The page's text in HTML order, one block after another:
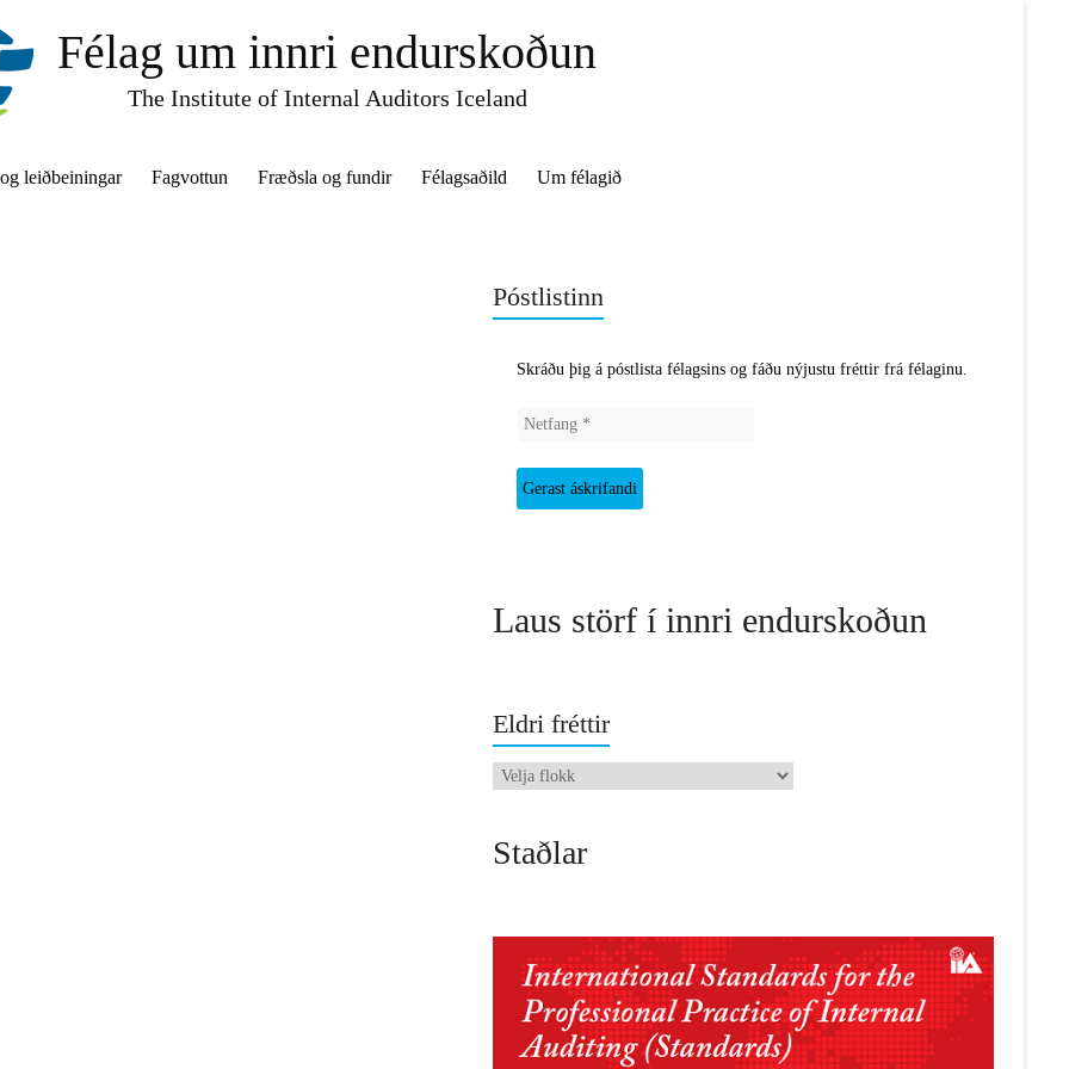
Félag um innri endurskoðun
The Institute of Internal Auditors Iceland
leiðbeiningar Fagvottun Fræðsla og fundir Félagsaðild Um félagið
Póstlistinn
Skráðu þig á póstlista félagsins og fáðu nýjustu fréttir frá félaginu.
Laus störf í innri endurskoðun
Eldri fréttir
Eldri
Staðlar